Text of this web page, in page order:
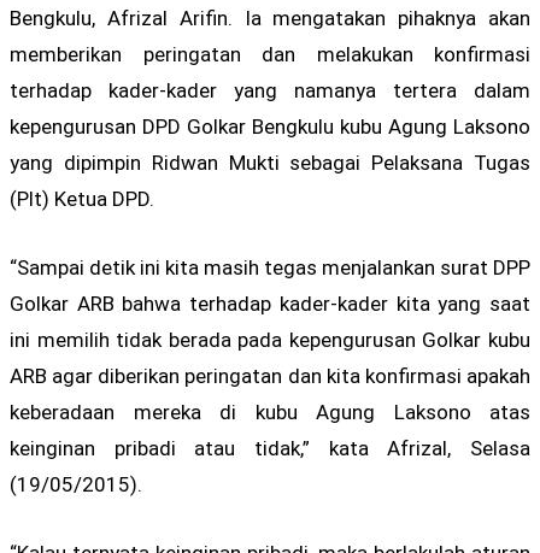
Bengkulu, Afrizal Arifin. Ia mengatakan pihaknya akan
memberikan peringatan dan melakukan konfirmasi
terhadap kader-kader yang namanya tertera dalam
kepengurusan DPD Golkar Bengkulu kubu Agung Laksono
yang dipimpin Ridwan Mukti sebagai Pelaksana Tugas
(Plt) Ketua DPD.
“Sampai detik ini kita masih tegas menjalankan surat DPP
Golkar ARB bahwa terhadap kader-kader kita yang saat
ini memilih tidak berada pada kepengurusan Golkar kubu
ARB agar diberikan peringatan dan kita konfirmasi apakah
keberadaan mereka di kubu Agung Laksono atas
keinginan pribadi atau tidak,” kata Afrizal, Selasa
(19/05/2015).